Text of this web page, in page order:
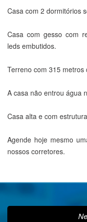
Casa com 2 dormitórios
Casa com gesso com
leds embutidos.
Terreno com 315 metros
A casa não entrou água
Casa alta e com
Agende hoje mesmo
nossos corretores.